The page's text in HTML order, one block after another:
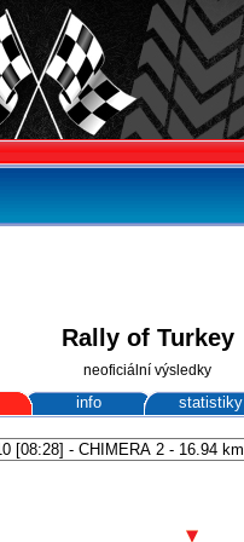
Rally of Turkey
neoficiální výsledky
info statistiky